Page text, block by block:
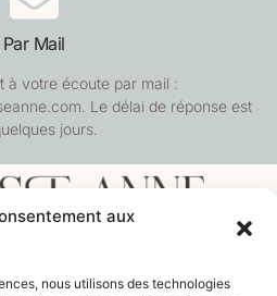
aux
nous utilisons des technologies
Par Mail
à votre écoute par mail :
Le délai de réponse est
jours.
ANNE